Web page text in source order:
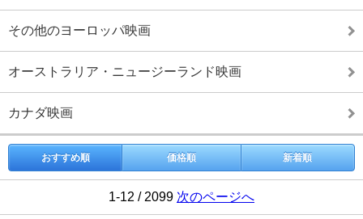
その他のヨーロッパ映画
オーストラリア・ニュージーランド映画
カナダ映画
おすすめ順 価格順 新着順
1-12 / 2099 次のページへ